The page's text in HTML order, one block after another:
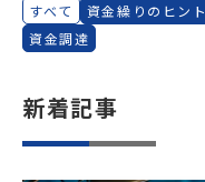
すべて 資金繰りのヒント
資金調達
新着記事